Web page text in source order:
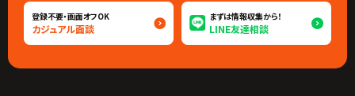
登録不要・画面オフOK
カジュアル面談
まずは情報収集から！
LINE友達相談